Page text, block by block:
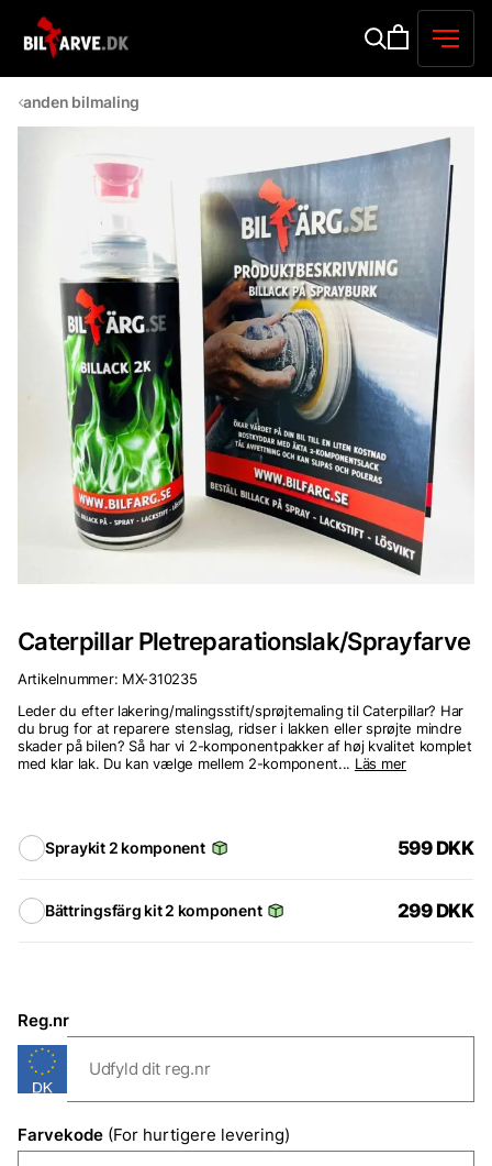
anden bilmaling
Caterpillar Pletreparationslak/Sprayfarve
Artikelnummer: MX-310235
Leder du efter lakering/malingsstift/sprøjtemaling til Caterpillar? Har
du brug for at reparere stenslag, ridser i lakken eller sprøjte mindre
skader på bilen? Så har vi 2-komponentpakker af høj kvalitet komplet
med klar lak. Du kan vælge mellem 2-komponent... Läs mer
Spraykit 2 komponent 599 DKK
Bättringsfärg kit 2 komponent 299 DKK
Reg.nr
Farvekode (For hurtigere levering)